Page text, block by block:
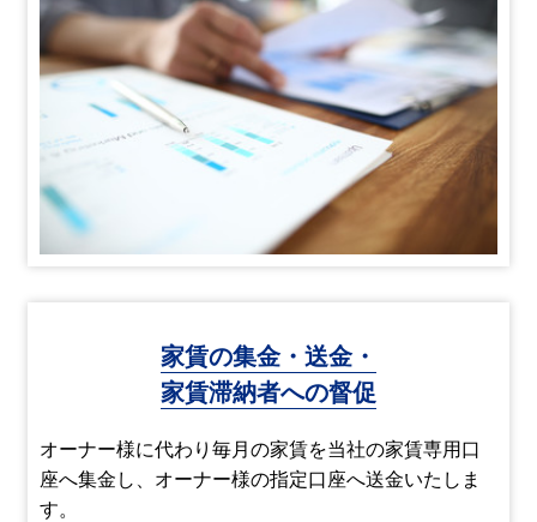
家賃の集金・送金・
家賃滞納者への督促
オーナー様に代わり毎月の家賃を当社の家賃専用口
座へ集金し、オーナー様の指定口座へ送金いたしま
す。